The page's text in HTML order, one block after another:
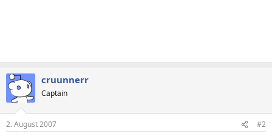
cruunnerr
Captain
2. August 2007 #2